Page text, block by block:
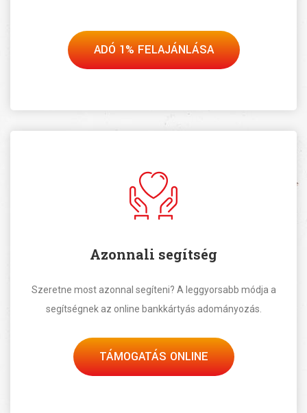
ADÓ 1% FELAJÁNLÁSA
Azonnali segítség
Szeretne most azonnal segíteni? A leggyorsabb módja a
segítségnek az online bankkártyás adományozás.
TÁMOGATÁS ONLINE